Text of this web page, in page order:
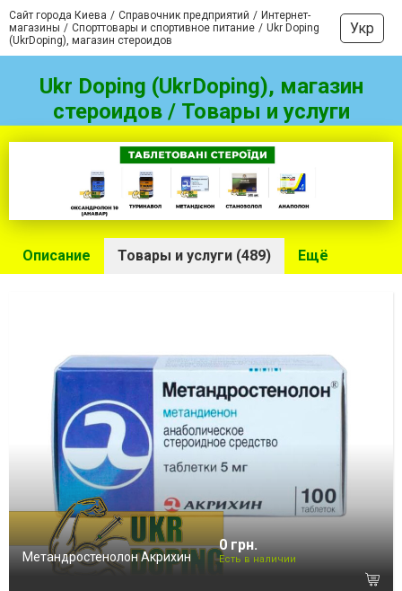
Сайт города Киева Справочник предприятий
Интернет-
магазины
Спорттовары и спортивное питание
Ukr Doping
(UkrDoping), магазин стероидов
Укр
Ukr Doping (UkrDoping), магазин
стероидов / Товары и услуги
Описание Товары и услуги (489) Ещё
Метандростенолон Акрихин
0 грн.
Есть в наличии